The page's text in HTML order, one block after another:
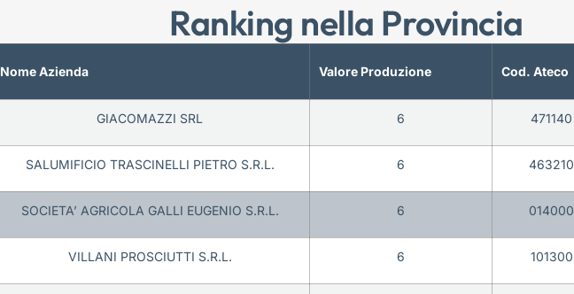
Ranking nella Provincia
Nome Azienda Valore Produzione Cod. Ateco
GIACOMAZZI SRL 6 471140
SALUMIFICIO TRASCINELLI PIETRO S.R.L. 6 463210
SOCIETA’ AGRICOLA GALLI EUGENIO S.R.L. 6 014000
VILLANI PROSCIUTTI S.R.L. 6 101300